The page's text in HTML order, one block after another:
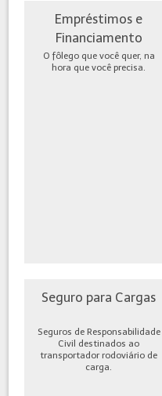
Empréstimos e
Financiamento
O fôlego que você quer, na
hora que você precisa.
Seguro para Cargas
Seguros de Responsabilidade
Civil destinados ao
transportador rodoviário de
carga.